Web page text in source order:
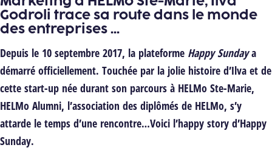
Godroli trace sa route dans le monde
des entreprises ...
Depuis le 10 septembre 2017, la plateforme Happy Sundaya
démarré officiellement. Touchée par la jolie histoire d’Ilva et de
cette start-up née durant son parcours à HELMo Ste-Marie,
HELMo Alumni, l’association des diplômés de HELMo, s’y
attarde le temps d’une rencontre…Voici l’happy story d’Happy
Sunday.